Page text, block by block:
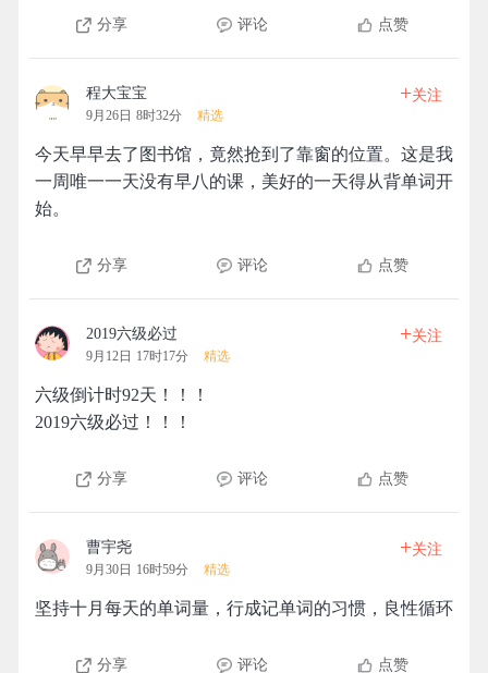
分享 评论 点赞
程大宝宝
9月26日 8时32分 精选
+关注
今天早早去了图书馆，竟然抢到了靠窗的位置。这是我
一周唯一一天没有早八的课，美好的一天得从背单词开
始。
分享 评论 点赞
2019六级必过
9月12日 17时17分 精选
+关注
六级倒计时92天！！！
2019六级必过！！！
分享 评论 点赞
曹宇尧
9月30日 16时59分 精选
+关注
坚持十月每天的单词量，行成记单词的习惯，良性循环
分享 评论 点赞